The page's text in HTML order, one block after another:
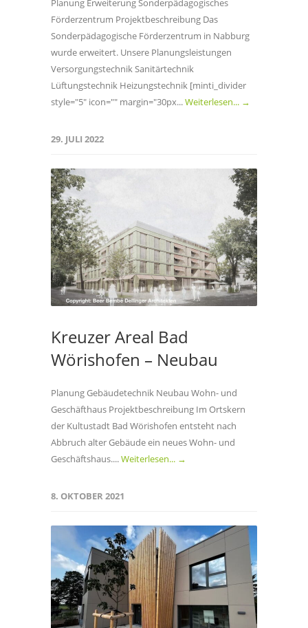
Planung Erweiterung Sonderpädagogisches
Förderzentrum Projektbeschreibung Das
Sonderpädagogische Förderzentrum in Nabburg
wurde erweitert. Unsere Planungsleistungen
Versorgungstechnik Sanitärtechnik
Lüftungstechnik Heizungstechnik [minti_divider
style="5" icon="" margin="30px...Weiterlesen... →
29. JULI 2022
Kreuzer Areal Bad
Wörishofen – Neubau
Planung Gebäudetechnik Neubau Wohn- und
Geschäfthaus Projektbeschreibung Im Ortskern
der Kultustadt Bad Wörishofen entsteht nach
Abbruch alter Gebäude ein neues Wohn- und
Geschäftshaus....Weiterlesen... →
8. OKTOBER 2021